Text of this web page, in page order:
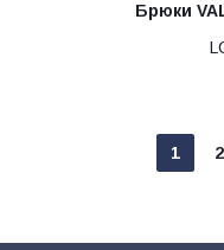
Брюки
1 2